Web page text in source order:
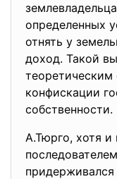
определенных
отнять у
доход. Такой
конфискации
собственности.
А.Тюрго, хотя и